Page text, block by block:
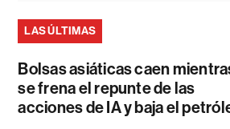
LAS ÚLTIMAS
Bolsas asiáticas caen
se frena el repunte de las
acciones de IA y baja el